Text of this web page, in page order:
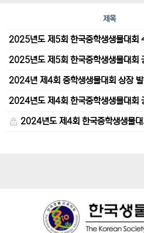
제목
2025년도 제5회 한국중학생생물대회
2024년 제4회 중학생생물대회 상장 발
2024년도 제4회 한국중학생생물대회
2024년도 제4회 한국중학생생물대회 수험표 출력 및